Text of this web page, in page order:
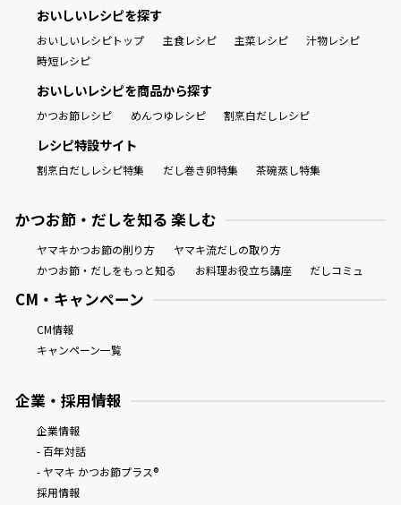
おいしいレシピを探す
おいしいレシピトップ 主食レシピ 主菜レシピ
汁物レシピ
時短レシピ
おいしいレシピを商品から探す
かつお節レシピ めんつゆレシピ 割烹白だしレシピ
レシピ特設サイト
割烹白だしレシピ特集 だし巻き卵特集 茶碗蒸し特集
かつお節・だしを知る 楽しむ
ヤマキかつお節の削り方
ヤマキ流だしの取り方
かつお節・だしをもっと知る
お料理お役立ち講座 だしコミュ
CM・キャンペーン
CM情報
キャンペーン一覧
企業・採用情報
企業情報
- 百年対話
- ヤマキ かつお節プラス®
採用情報